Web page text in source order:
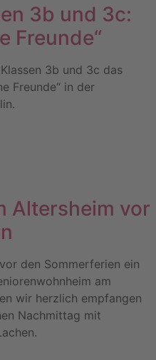
3b und 3c:
Freunde“
3b und 3c das
Freunde“ in der
Altersheim vor
den Sommerferien ein
am
wir herzlich empfangen
Nachmittag mit